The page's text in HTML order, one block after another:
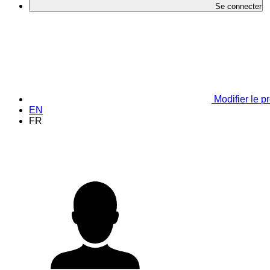
Se connecter
Modifier le
EN
FR